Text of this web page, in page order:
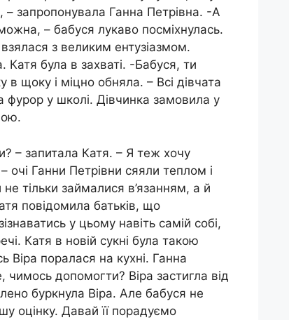
– запропонувала Ганна Петрівна. -А
– бабуся лукаво посміхнулась.
з великим ентузіазмом.
Катя була в захваті. -Бабуся, ти
в щоку і міцно обняла. – Всі дівчата
фурор у школі. Дівчинка замовила у
– запитала Катя. – Я теж хочу
Ганни Петрівни сяяли теплом і
тільки займалися в’язанням, а й
повідомила батьків, що
у цьому навіть самій собі,
Катя в новій сукні була такою
Віра поралася на кухні. Ганна
допомогти? Віра застигла від
буркнула Віра. Але бабуся не
оцінку. Давай її порадуємо